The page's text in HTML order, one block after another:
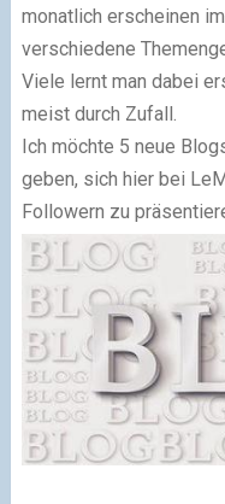
monatlich erscheinen
verschiedene
Viele lernt man dabei
meist durch Zufall.
Ich möchte 5 neue
geben, sich hier bei
Followern zu